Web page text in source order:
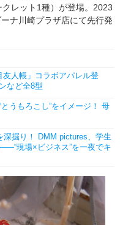
レット1種）が登場。2023
ナ川崎プラザ店にて先行発
人帳」コラボアパレル登
など全8型
うもろこし”をイメージ！ 母
深掘り！ DMM pictures、学生
現場×ビジネス”を一夜でキ